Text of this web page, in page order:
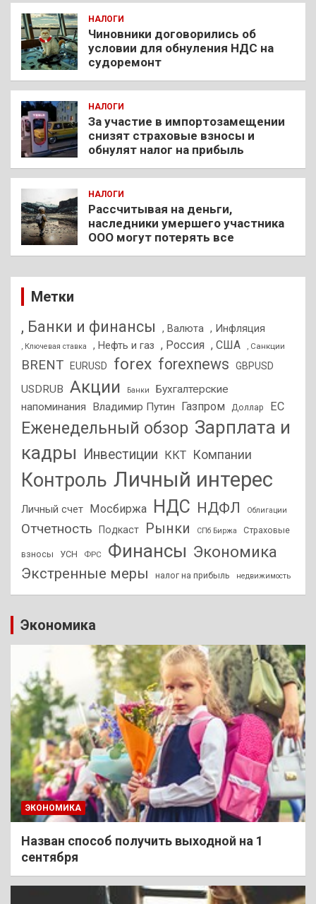
НАЛОГИ
Чиновники договорились об
условии для обнуления НДС на
судоремонт
НАЛОГИ
За участие в импортозамещении
снизят страховые взносы и
обнулят налог на прибыль
НАЛОГИ
Рассчитывая на деньги,
наследники умершего участника
ООО могут потерять все
Метки
, Банки и финансы , Валюта , Инфляция
, Ключевая ставка , Нефть и газ , Россия , США , Санкции
BRENT EURUSD forex forexnews GBPUSD
USDRUB Акции Банки
Бухгалтерские
напоминания
Владимир Путин Газпром Доллар ЕС
Еженедельный обзор Зарплата и
кадры
Инвестиции ККТ Компании
Контроль Личный интерес
Личный счет Мосбиржа НДС НДФЛ Облигации
Отчетность Подкаст Рынки СПб Биржа Страховые
взносы УСН ФРС Финансы Экономика
Экстренные меры налог на прибыль недвижимость
Экономика
ЭКОНОМИКА
Назван способ получить выходной на 1
сентября